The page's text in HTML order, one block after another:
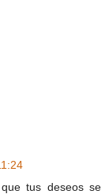
tus deseos se